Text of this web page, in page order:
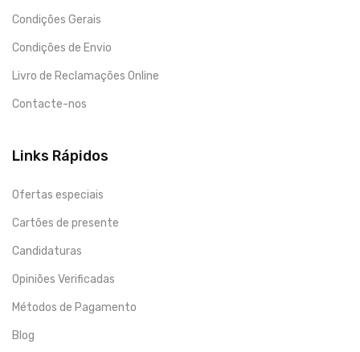
Condições Gerais
Condições de Envio
Livro de Reclamações Online
Contacte-nos
Links Rápidos
Ofertas especiais
Cartões de presente
Candidaturas
Opiniões Verificadas
Métodos de Pagamento
Blog